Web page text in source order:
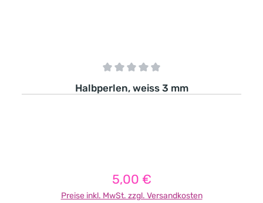
Durchschnittliche Bewertung von 0 von 5 Sternen
Halbperlen, weiss 3 mm
Regulärer Preis:
5,00 €
Preise inkl. MwSt. zzgl. Versandkosten